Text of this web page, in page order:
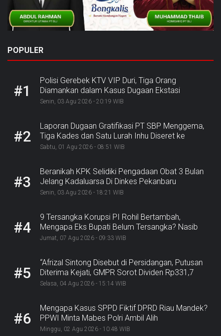
POPULER
#1
Polisi Gerebek KTV VIP Duri, Tiga Orang
Diamankan dalam Kasus Dugaan Ekstasi
Senin, 03 Agu 2026 - 20:19 WIB
#2
Laporan Dugaan Gratifikasi PT SBP Menggema,
Tiga Kades dan Satu Lurah Inhu Diseret ke
Kejaksaan
Sabtu, 01 Agu 2026 - 08:51 WIB
#3
Beranikah KPK Selidiki Pengadaan Obat 3 Bulan
Jelang Kadaluarsa Di Dinkes Pekanbaru
Senin, 03 Agu 2026 - 18:21 WIB
#4
9 Tersangka Korupsi PI Rohil Bertambah,
Mengapa Eks Bupati Belum Tersangka? Nasib
Rp9,2 Miliar
Jumat, 07 Agu 2026 - 09:33 WIB
#5
“Afrizal Sintong Disebut di Persidangan, Putusan
Diterima Kejati, GMPR Sorot Dividen Rp331,7
Miliar”
Selasa, 04 Agu 2026 - 15:14 WIB
#6
Mengapa Kasus SPPD Fiktif DPRD Riau Mandek?
PPWI Minta Mabes Polri Ambil Alih
Minggu, 02 Agu 2026 - 10:48 WIB